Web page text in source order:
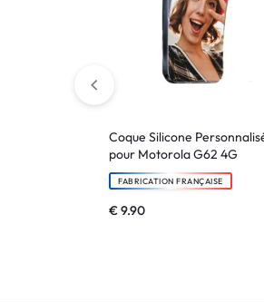
Coque Silicone
pour Motorola G62 4G
FABRICATION FRANÇAISE
€9.90